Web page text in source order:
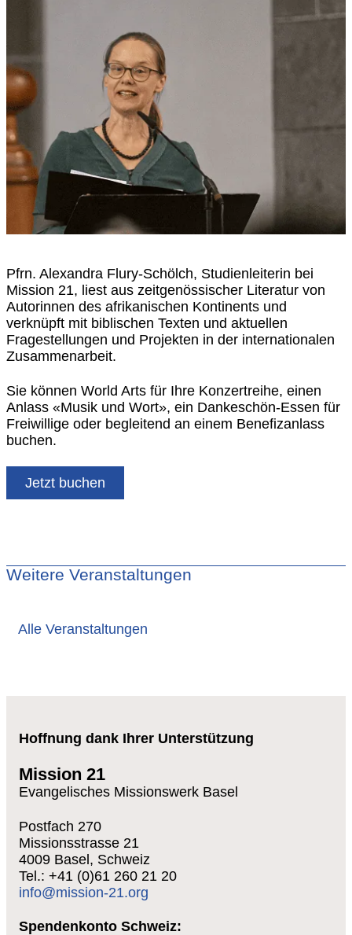
Pfrn. Alexandra Flury-Schölch, Studienleiterin bei
Mission 21, liest aus zeitgenössischer Literatur von
Autorinnen des afrikanischen Kontinents und
verknüpft mit biblischen Texten und aktuellen
Fragestellungen und Projekten in der internationalen
Zusammenarbeit.
Sie können World Arts für Ihre Konzertreihe, einen
Anlass «Musik und Wort», ein Dankeschön-Essen für
Freiwillige oder begleitend an einem Benefizanlass
buchen.
Jetzt buchen
Weitere Veranstaltungen
Alle Veranstaltungen
Hoffnung dank Ihrer Unterstützung
Mission 21
Evangelisches Missionswerk Basel
Postfach 270
Missionsstrasse 21
4009 Basel, Schweiz
Tel.: +41 (0)61 260 21 20
info@mission-21.org
Spendenkonto Schweiz: